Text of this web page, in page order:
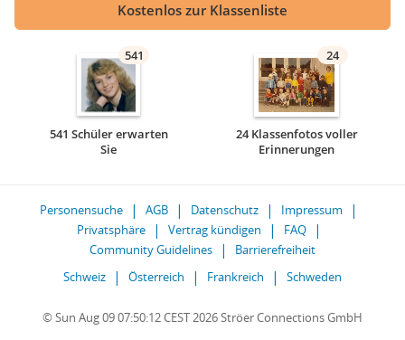
Kostenlos zur Klassenliste
541
541 Schüler erwarten
Sie
24
24 Klassenfotos voller
Erinnerungen
Personensuche AGB Datenschutz
Impressum
Privatsphäre
Vertrag kündigen
FAQ
Community Guidelines
Barrierefreiheit
Schweiz
Österreich Frankreich Schweden
© Sun Aug 09 07:50:12 CEST 2026 Ströer Connections GmbH